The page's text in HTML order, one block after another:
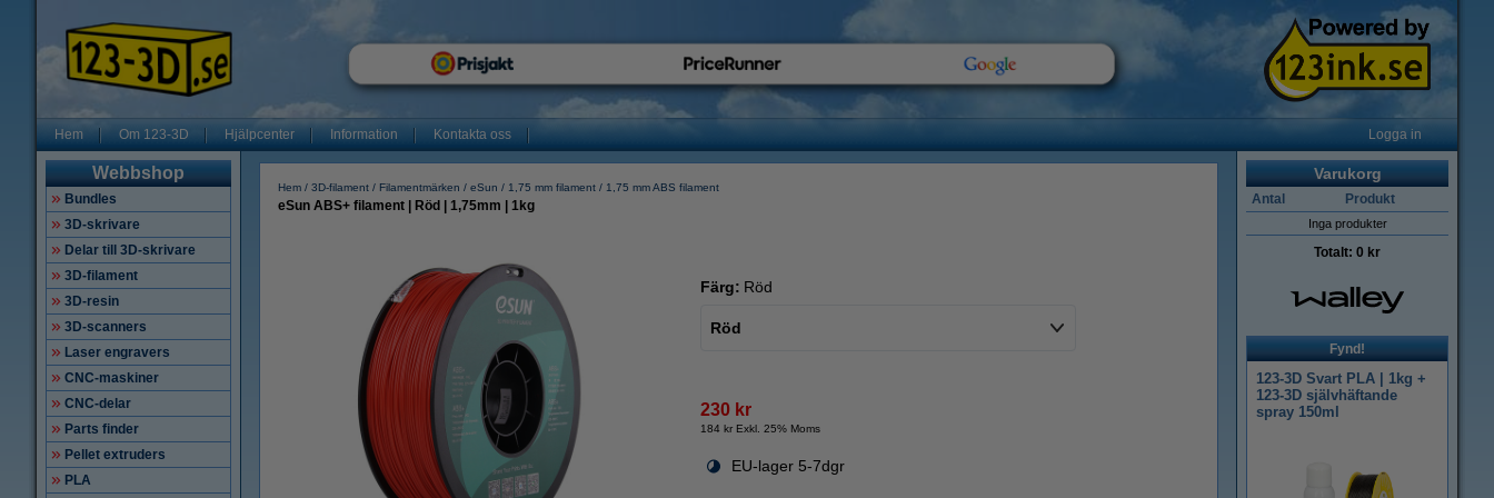
Hem Om 123-3D Hjälpcenter Information Kontakta oss Logga in
Webbshop
Bundles
3D-skrivare
Delar till 3D-skrivare
3D-filament
3D-resin
3D-scanners
Laser engravers
CNC-maskiner
CNC-delar
Parts finder
Pellet extruders
PLA
Hem 3D-filament Filamentmärken eSun 1,75 mm filament 1,75 mm ABS filament
eSun ABS+ filament | Röd | 1,75mm | 1kg
Färg: Röd
Röd
230 kr
184 kr Exkl. 25% Moms
EU-lager 5-7dgr
Varukorg
Antal Produkt
Inga produkter
Totalt: 0 kr
Fynd!
123-3D Svart PLA | 1kg +
123-3D självhäftande
spray 150ml